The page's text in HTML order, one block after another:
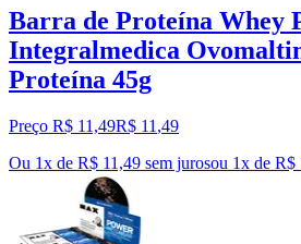
Barra de Proteína Whey
Integralmedica
Proteína 45g
Preço R$ 11,49R$ 11 ,49
Ou 1x de R$ 11,49 sem jurosou 1x de R$